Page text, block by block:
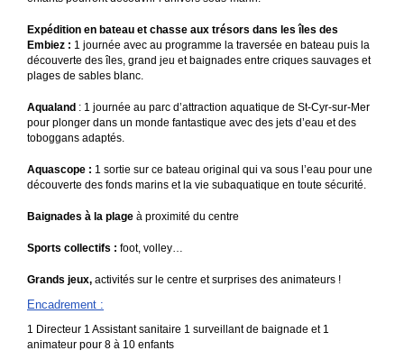
Expédition en bateau et chasse aux trésors dans les îles des
Embiez : 1 journée avec au programme la traversée en bateau puis la
découverte des îles, grand jeu et baignades entre criques sauvages et
plages de sables blanc.
Aqualand : 1 journée au parc d’attraction aquatique de St-Cyr-sur-Mer
pour plonger dans un monde fantastique avec des jets d’eau et des
toboggans adaptés.
Aquascope : 1 sortie sur ce bateau original qui va sous l’eau pour une
découverte des fonds marins et la vie subaquatique en toute sécurité.
Baignades à la plage à proximité du centre
Sports collectifs : foot, volley…
Grands jeux, activités sur le centre et surprises des animateurs !
Encadrement :
1 Directeur 1 Assistant sanitaire 1 surveillant de baignade et 1
animateur pour 8 à 10 enfants